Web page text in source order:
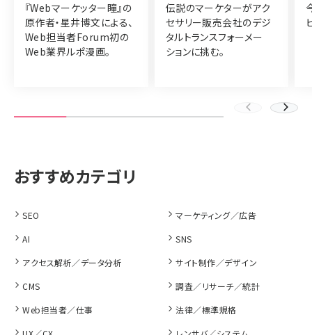
『Webマーケッター瞳』の
原作者・星井博文による、
Web担当者Forum初の
Web業界ルポ漫画。
伝説のマーケターがアク
セサリー販売会社のデジ
タルトランスフォーメー
ションに挑む。
SEO
マーケティング／広告
AI
SNS
アクセス解析／データ分析
サイト制作／デザイン
CMS
調査／リサーチ／統計
Web担当者／仕事
法律／標準規格